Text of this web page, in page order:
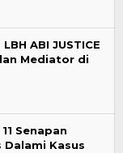
ABI JUSTICE
Mediator di
Senapan
Dalami Kasus